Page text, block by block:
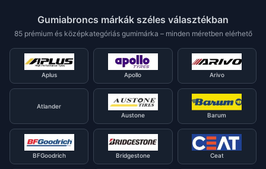
Gumiabroncs márkák széles választékban
85 prémium és középkategóriás gumimárka – minden méretben elérhető
Aplus Apollo Arivo
Atlander
Austone
Barum
BFGoodrich Bridgestone Ceat